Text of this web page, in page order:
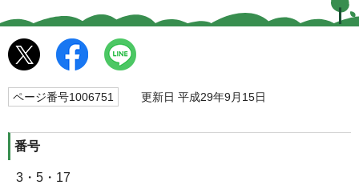
ページ番号1006751 更新日 平成29年9月15日
番号
3・5・17